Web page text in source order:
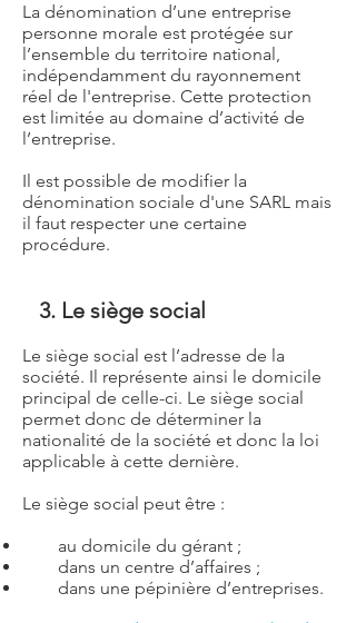
La dénomination d’une entreprise
personne morale est protégée sur
l’ensemble du territoire national,
indépendamment du rayonnement
réel de l'entreprise. Cette protection
est limitée au domaine d’activité de
l’entreprise.
Il est possible de modifier la
dénomination sociale d'une SARL mais
il faut respecter une certaine
procédure.
3. Le siège social
Le siège social est l’adresse de la
société. Il représente ainsi le domicile
principal de celle-ci. Le siège social
permet donc de déterminer la
nationalité de la société et donc la loi
applicable à cette dernière.
Le siège social peut être :
au domicile du gérant ;
dans un centre d’affaires ;
dans une pépinière d’entreprises.